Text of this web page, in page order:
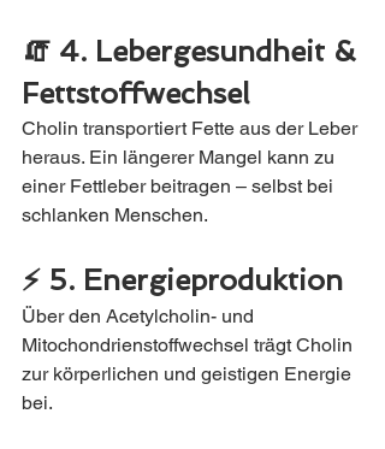
🧯 4. Lebergesundheit &
Fettstoffwechsel
Cholin transportiert Fette aus der Leber
heraus. Ein längerer Mangel kann zu
einer Fettleber beitragen – selbst bei
schlanken Menschen.
⚡ 5. Energieproduktion
Über den Acetylcholin- und
Mitochondrienstoffwechsel trägt Cholin
zur körperlichen und geistigen Energie
bei.